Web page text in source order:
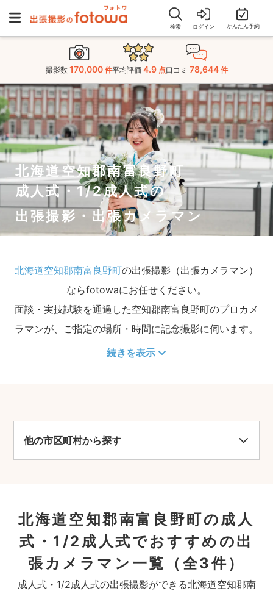
検索 ログイン かんたん予約
撮影数 170,000 件平均評価 4.9 点口コミ 78,644 件
北海道空知郡南富良野町
成人式・1/2成人式の
出張撮影・出張カメラマン
北海道空知郡南富良野町の出張撮影（出張カメラマン）
ならfotowaにお任せください。
面談・実技試験を通過した空知郡南富良野町のプロカメ
ラマンが、ご指定の場所・時間に記念撮影に伺います。
続きを表示
他の市区町村から探す
北海道空知郡南富良野町の成人
式・1/2成人式でおすすめの出
張カメラマン一覧
（全3件）
成人式・1/2成人式の出張撮影ができる北海道空知郡南